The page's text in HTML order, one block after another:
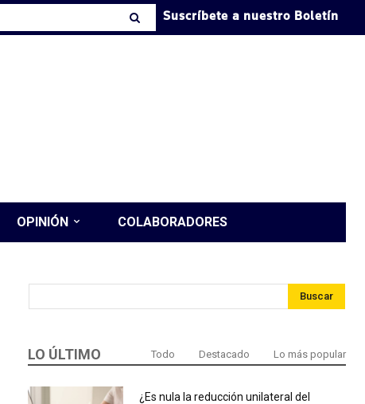
Suscríbete a nuestro Boletín
OPINIÓN COLABORADORES
Buscar
LO ÚLTIMO Todo Destacado Lo más popular
¿Es nula la reducción unilateral del